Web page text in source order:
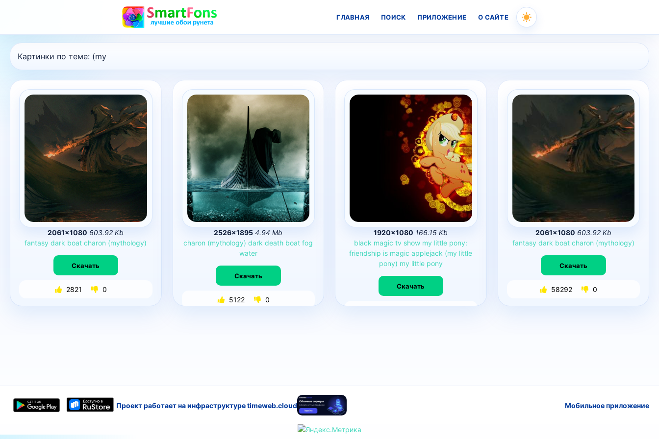
to
ГЛАВНАЯ ПОИСК ПРИЛОЖЕНИЕ О САЙТЕ
Картинки по теме: (my
2061×1080 603.92 Kb
fantasy dark boat charon (mythology)
Скачать
2821 0
2526×1895 4.94 Mb
charon (mythology) dark death boat fog
water
Скачать
5122 0
1920×1080 166.15 Kb
black magic tv show my little pony:
friendship is magic applejack (my little
pony) my little pony
Скачать
2061×1080 603.92 Kb
fantasy dark boat charon (mythology)
Скачать
58292 0
Проект работает на инфраструктуре timeweb.cloud Мобильное приложение